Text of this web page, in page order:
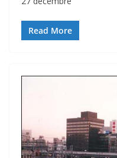
Read More